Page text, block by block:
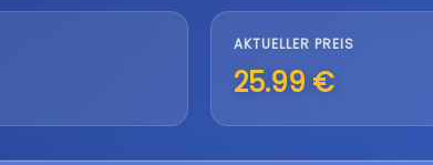
AKTUELLER PREIS
25.99 €